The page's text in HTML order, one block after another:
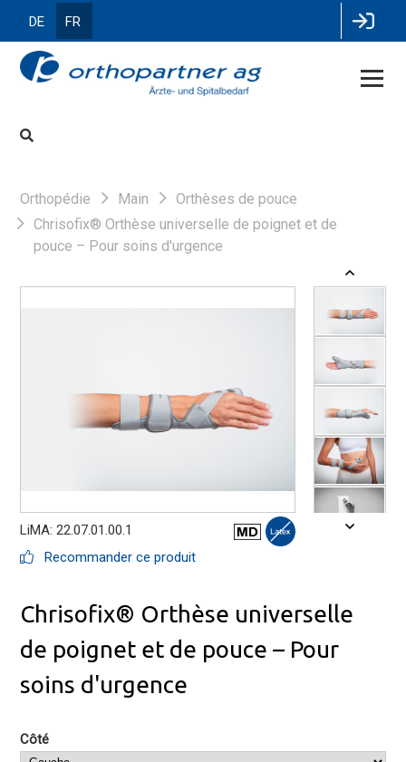
DE FR
Orthopédie Main
Orthèses de pouce
Chrisofix® Orthèse universelle de poignet et de
pouce – Pour soins d'urgence
LiMA: 22.07.01.00.1
Recommander ce produit
Chrisofix® Orthèse universelle
de poignet et de pouce – Pour
soins d'urgence
Côté